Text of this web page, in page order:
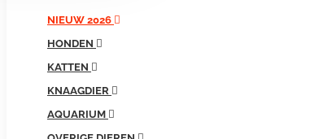
NIEUW 2026
HONDEN
KATTEN
KNAAGDIER
AQUARIUM